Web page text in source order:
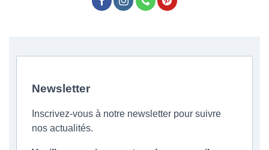
Newsletter
Inscrivez-vous à notre newsletter pour suivre
nos actualités.